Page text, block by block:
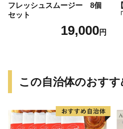
フレッシュスムージー 8個
セット
19,000円
この自治体のおす